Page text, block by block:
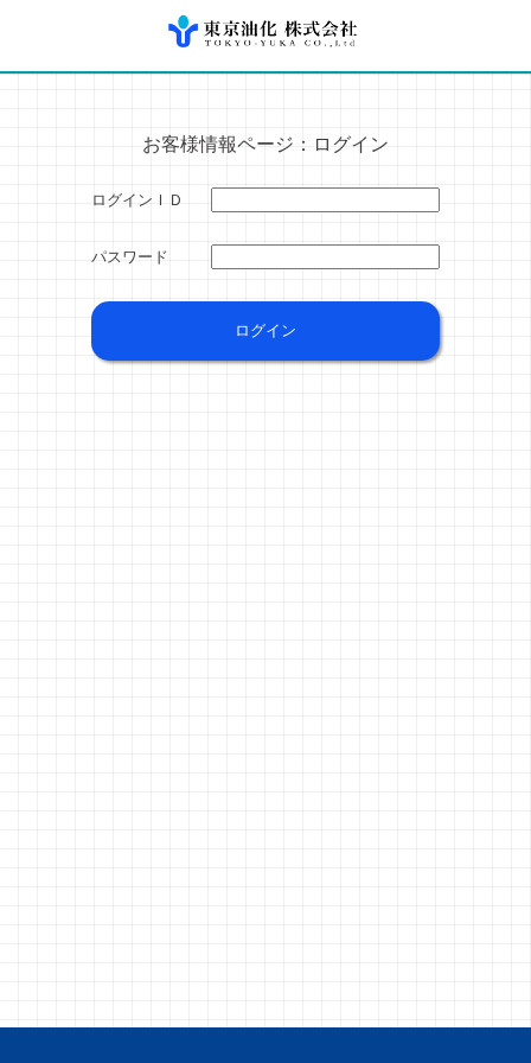
お客様情報ページ：ログイン
ログインＩＤ
パスワード